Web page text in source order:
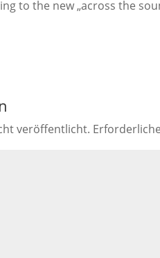
to the new „across the
veröffentlicht.